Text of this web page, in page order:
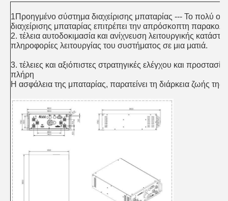
1Προηγμένο σύστημα διαχείρισης μπαταρίας --- Το πολύ
διαχείρισης μπαταρίας επιτρέπει την απρόσκοπτη
2. τέλεια αυτοδοκιμασία και ανίχνευση λειτουργικής
πληροφορίες λειτουργίας του συστήματος σε μια ματιά.
3. τέλειες και αξιόπιστες στρατηγικές ελέγχου και
πλήρη
Η ασφάλεια της μπαταρίας, παρατείνει τη διάρκεια ζωής